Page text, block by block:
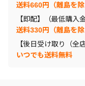
送料660円（離島を
【即配】（最低購入
送料330円（離島を
【後日受け取り（全
いつでも送料無料